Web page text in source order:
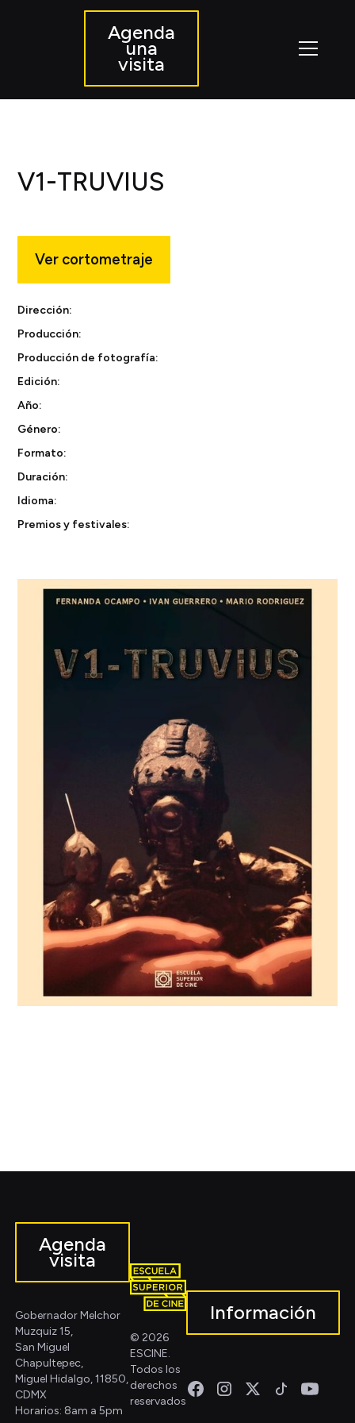
Agenda
una
visita
V1-TRUVIUS
Ver cortometraje
Dirección:
Producción:
Producción de fotografía:
Edición:
Año:
Género:
Formato:
Duración:
Idioma:
Premios y festivales:
Agenda
visita
Gobernador Melchor
Muzquiz 15,
San Miguel
Chapultepec,
Miguel Hidalgo, 11850,
CDMX
Horarios: 8am a 5pm
© 2026
ESCINE.
Todos los
derechos
reservados
Información